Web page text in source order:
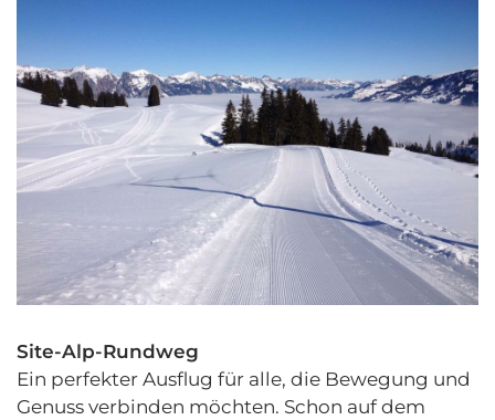
Site-Alp-Rundweg
Ein perfekter Ausflug für alle, die Bewegung und
Genuss verbinden möchten. Schon auf dem